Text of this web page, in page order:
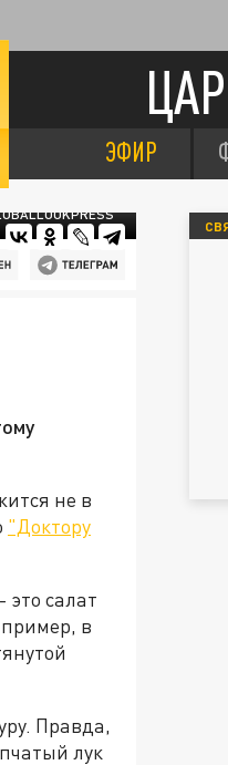
ЭФИР
не в
"Доктору
это салат
в
Правда,
лук